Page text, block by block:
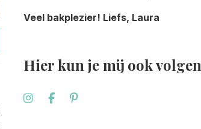
Veel bakplezier! Liefs, Laura
Hier kun je mij ook volgen